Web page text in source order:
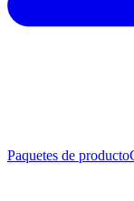
Paquetes de producto